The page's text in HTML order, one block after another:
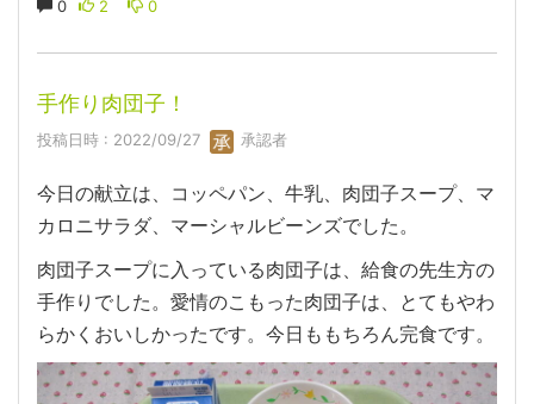
0 2 0
手作り肉団子！
投稿日時 : 2022/09/27 承認者
今日の献立は、コッペパン、牛乳、肉団子スープ、マ
カロニサラダ、マーシャルビーンズでした。
肉団子スープに入っている肉団子は、給食の先生方の
手作りでした。愛情のこもった肉団子は、とてもやわ
らかくおいしかったです。今日ももちろん完食です。